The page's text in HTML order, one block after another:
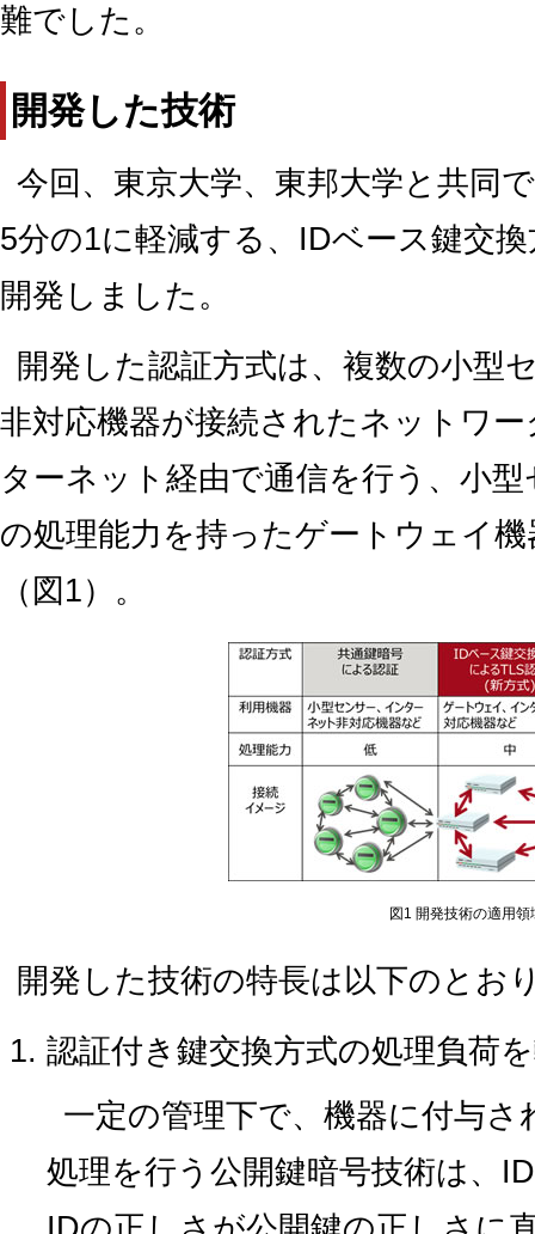
難でした。
開発した技術
今回、東京大学、東邦大学と共同
5分の1に軽減する、IDベース鍵交
開発しました。
開発した認証方式は、複数の小型
非対応機器が接続されたネットワ
ターネット経由で通信を行う、小
の処理能力を持ったゲートウェイ
（図1）。
図1 開発技術の適用領
開発した技術の特長は以下のとお
認証付き鍵交換方式の処理負荷
一定の管理下で、機器に付与
処理を行う公開鍵暗号技術は、